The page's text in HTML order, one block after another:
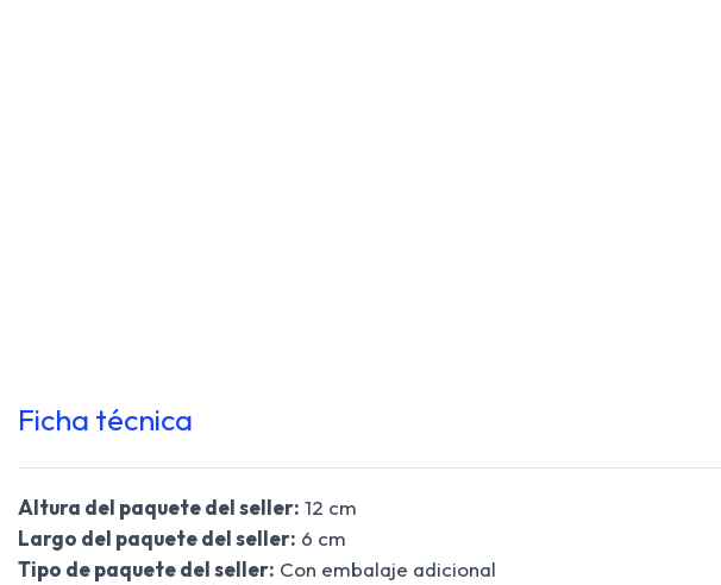
Ficha técnica
Altura del paquete del seller: 12 cm
Largo del paquete del seller: 6 cm
Tipo de paquete del seller: Con embalaje adicional